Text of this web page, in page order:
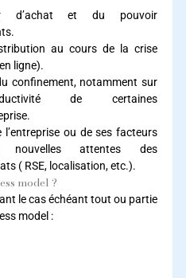
d’achat et du pouvoir
au cours de la crise
ligne).
confinement, notamment sur
de certaines
ou de ses facteurs
attentes des
( RSE, localisation, etc.).
model ?
le cas échéant tout ou partie
model :